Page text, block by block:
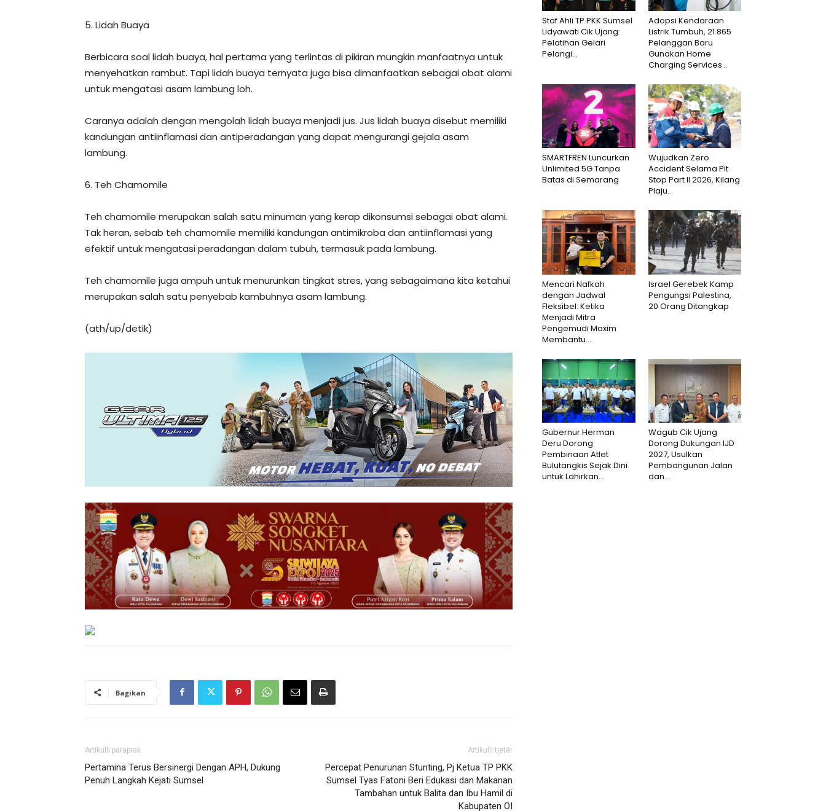
5. Lidah Buaya
Berbicara soal lidah buaya, hal pertama yang terlintas di pikiran mungkin manfaatnya untuk
menyehatkan rambut. Tapi lidah buaya ternyata juga bisa dimanfaatkan sebagai obat alami
untuk mengatasi asam lambung loh.
Caranya adalah dengan mengolah lidah buaya menjadi jus. Jus lidah buaya disebut memiliki
kandungan antiinflamasi dan antiperadangan yang dapat mengurangi gejala asam
lambung.
6. Teh Chamomile
Teh chamomile merupakan salah satu minuman yang kerap dikonsumsi sebagai obat alami.
Tak heran, sebab teh chamomile memiliki kandungan antimikroba dan antiinflamasi yang
efektif untuk mengatasi peradangan dalam tubuh, termasuk pada lambung.
Teh chamomile juga ampuh untuk menurunkan tingkat stres, yang sebagaimana kita ketahui
merupakan salah satu penyebab kambuhnya asam lambung.
(ath/up/detik)
Bagikan
Artikulli paraprak
Pertamina Terus Bersinergi Dengan APH, Dukung
Penuh Langkah Kejati Sumsel
Artikulli tjetër
Percepat Penurunan Stunting, Pj Ketua TP PKK
Sumsel Tyas Fatoni Beri Edukasi dan Makanan
Tambahan untuk Balita dan Ibu Hamil di
Kabupaten OI
Staf Ahli TP PKK Sumsel
Lidyawati Cik Ujang:
Pelatihan Gelari
Pelangi...
Adopsi Kendaraan
Listrik Tumbuh, 21.865
Pelanggan Baru
Gunakan Home
Charging Services...
SMARTFREN Luncurkan
Unlimited 5G Tanpa
Batas di Semarang
Wujudkan Zero
Accident Selama Pit
Stop Part II 2026, Kilang
Plaju...
Mencari Nafkah
dengan Jadwal
Fleksibel: Ketika
Menjadi Mitra
Pengemudi Maxim
Membantu...
Israel Gerebek Kamp
Pengungsi Palestina,
20 Orang Ditangkap
Gubernur Herman
Deru Dorong
Pembinaan Atlet
Bulutangkis Sejak Dini
untuk Lahirkan...
Wagub Cik Ujang
Dorong Dukungan IJD
2027, Usulkan
Pembangunan Jalan
dan...